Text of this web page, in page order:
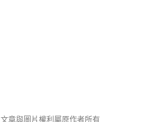
文章與圖片權利屬原作者所有